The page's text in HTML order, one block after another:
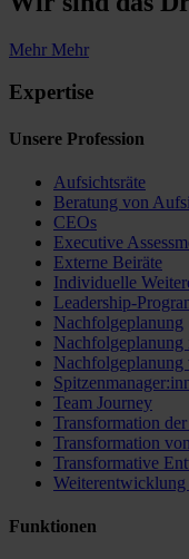
Mehr Mehr
Expertise
Unsere Profession
Aufsichtsräte
Beratung von
CEOs
Executive
Externe Beiräte
Individuelle
Leadership-
Nachfolgeplanung
Team Journey
Transformation
Transformation
Transformative
Weiterentwicklung
Funktionen